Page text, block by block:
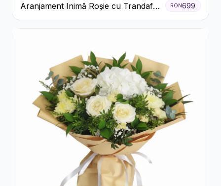
Aranjament Inimă Roșie cu Trandafiri
și Ferrero Rocher Premium
RON699